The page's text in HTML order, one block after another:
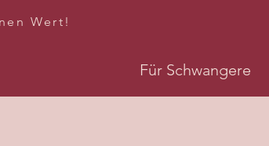
Wert!
Für Schwangere